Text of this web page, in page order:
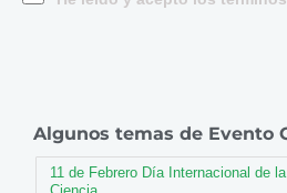
Algunos temas de Evento
11 de Febrero Día Internacional de